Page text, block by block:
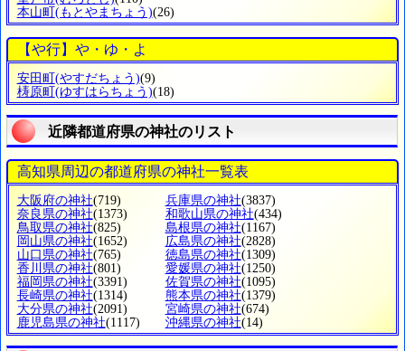
本山町 (もとやまちょう)(26)
【や行】や・ゆ・よ
安田町(やすだちょう)(9)
梼原町(ゆすはらちょう)(18)
近隣都道府県の神社のリスト
高知県周辺の都道府県の神社一覧表
大阪府の神社(719) 兵庫県の神社(3837)
奈良県の神社(1373) 和歌山県の神社(434)
鳥取県の神社(825) 島根県の神社(1167)
岡山県の神社(1652) 広島県の神社(2828)
山口県の神社(765) 徳島県の神社(1309)
香川県の神社(801) 愛媛県の神社(1250)
福岡県の神社(3391) 佐賀県の神社(1095)
長崎県の神社(1314) 熊本県の神社(1379)
大分県の神社(2091) 宮崎県の神社(674)
鹿児島県の神社(1117) 沖縄県の神社(14)